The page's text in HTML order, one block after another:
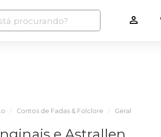
Contos de Fadas & Folclore Geral